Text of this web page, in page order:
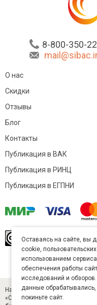
8-800-350-
О нас
Скидки
Отзывы
Блог
Контакты
Публикация в ВАК
Публикация в РИНЦ
Публикация в ЕГПНИ
Карта
Научный журнал
«СибАК» (ИНН 5402054157).
Оставаясь на сайте, вы
cookie,
использованием
обеспечения работы
исследований и
данные обрабатывались,
покиньте сайт.